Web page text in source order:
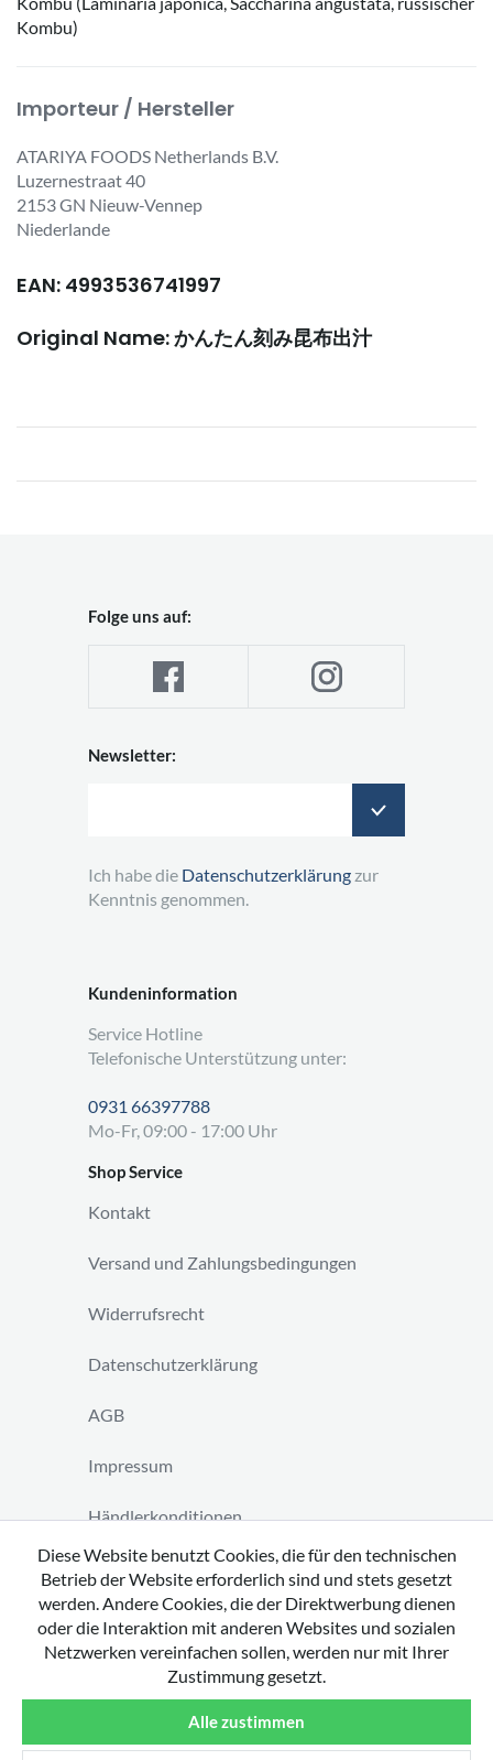
Kombu)
Importeur / Hersteller
ATARIYA FOODS Netherlands B.V.
Luzernestraat 40
2153 GN Nieuw-Vennep
Niederlande
EAN: 4993536741997
Original Name: かんたん刻み昆布出汁
Kundeninformation
Service Hotline
Telefonische Unterstützung unter:
0931 66397788
Mo-Fr, 09:00 - 17:00 Uhr
Shop Service
Kontakt
Versand und Zahlungsbedingungen
Widerrufsrecht
Datenschutzerklärung
AGB
Impressum
Händlerkonditionen
Vertrag widerrufen
Folge uns auf:
Newsletter:
Ich habe die Datenschutzerklärung zur
Kenntnis genommen.
Diese Website benutzt Cookies, die für den technischen
Betrieb der Website erforderlich sind und stets gesetzt
werden. Andere Cookies, die der Direktwerbung dienen
oder die Interaktion mit anderen Websites und sozialen
Netzwerken vereinfachen sollen, werden nur mit Ihrer
Zustimmung gesetzt.